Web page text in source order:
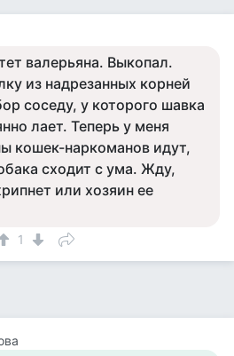
валерьяна. Выкопал.
из надрезанных корней
соседу, у которого шавка
лает. Теперь у меня
кошек-наркоманов идут,
сходит с ума. Жду,
или хозяин ее
1